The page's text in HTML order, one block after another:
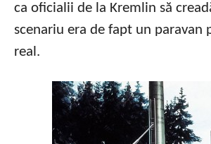
ca oficialii de la Kremlin să
scenariu era de fapt un paravan
real.